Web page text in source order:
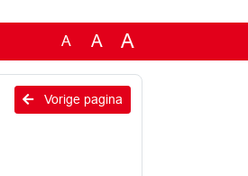
A A A
Vorige pagina